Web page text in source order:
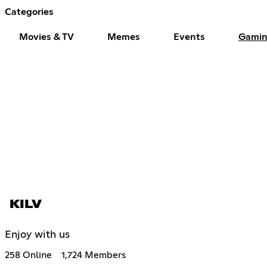
Categories
Movies & TV Memes Events
KILV
Enjoy with us
258 Online 1,724 Members